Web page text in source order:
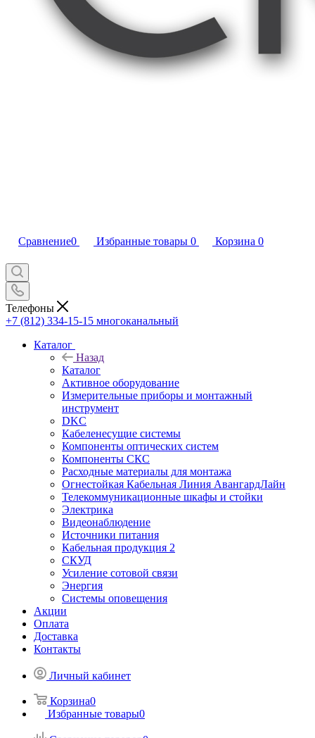
Сравнение0 Избранные товары 0 Корзина 0
Телефоны
+7 (812) 334-15-15 многоканальный
Каталог
Назад
Каталог
Активное оборудование
Измерительные приборы и монтажный
инструмент
DKC
Кабеленесущие системы
Компоненты оптических систем
Компоненты СКС
Расходные материалы для монтажа
Огнестойкая Кабельная Линия АвангардЛайн
Телекоммуникационные шкафы и стойки
Электрика
Видеонаблюдение
Источники питания
Кабельная продукция 2
СКУД
Усиление сотовой связи
Энергия
Системы оповещения
Акции
Оплата
Доставка
Контакты
Личный кабинет
Корзина0
Избранные товары0